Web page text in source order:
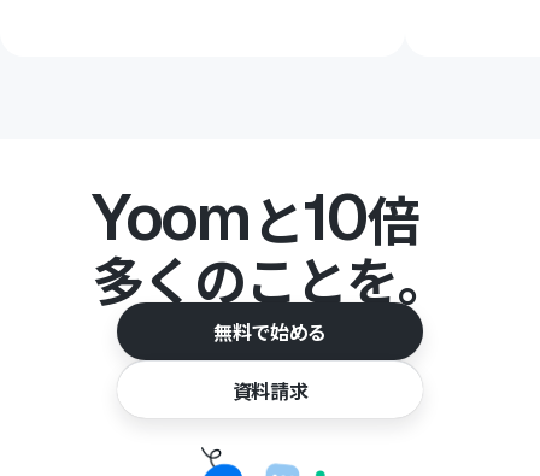
Yoomと10倍
多くのことを。
無料で始める
資料請求